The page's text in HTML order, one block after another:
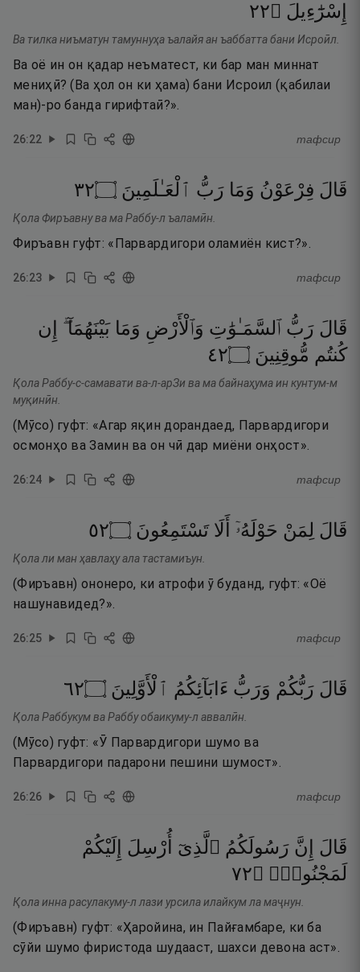
إِسْرَٰٓءِيلَ ۝٢٢
Ва тилка ниъматун тамуннуҳа ъалайя ан ъаббатта бани Исроӣл.
Ва оё ин он қадар неъматест, ки бар ман миннат
мениҳӣ? (Ва ҳол он ки ҳама) бани Исроил (қабилаи
ман)-ро банда гирифтаӣ?».
26:22 тафсир
قَالَ فِرْعَوْنُ وَمَا رَبُّ ٱلْعَـٰلَمِينَ ۝٢٣
Қола Фиръавну ва ма Раббу-л ъаламӣн.
Фиръавн гуфт: «Парвардигори оламиён кист?».
26:23 тафсир
قَالَ رَبُّ ٱلسَّمَـٰوَٰتِ وَٱلْأَرْضِ وَمَا بَيْنَهُمَآ ۖ
إِن
كُنتُم مُّوقِنِينَ ۝٢٤
Қола Раббу-с-самавати ва-л-арЗи ва ма байнаҳума ин кунтум-м
муқинӣн.
(Мӯсо) гуфт: «Агар яқин дорандаед, Парвардигори
осмонҳо ва Замин ва он чӣ дар миёни онҳост».
26:24 тафсир
قَالَ لِمَنْ حَوْلَهُۥٓ أَلَا تَسْتَمِعُونَ ۝٢٥
Қола ли ман ҳавлаҳу ала тастамиъун.
(Фиръавн) ононеро, ки атрофи ӯ буданд, гуфт: «Оё
нашунавидед?».
26:25 тафсир
قَالَ رَبُّكُمْ وَرَبُّ ءَابَآئِكُمُ ٱلْأَوَّلِينَ ۝٢٦
Қола Раббукум ва Раббу обаикуму-л аввалӣн.
(Мӯсо) гуфт: «Ӯ Парвардигори шумо ва
Парвардигори падарони пешини шумост».
26:26 тафсир
قَالَ إِنَّ رَسُولَكُمُ ٱلَّذِىٓ أُرْسِلَ
إِلَيْكُمْ
لَمَجْنُونٌۭ ۝٢٧
Қола инна расулакуму-л лази урсила илайкум ла маҷнун.
(Фиръавн) гуфт: «Ҳаройина, ин Пайғамбаре, ки ба
сӯйи шумо фиристода шудааст, шахси девона аст».